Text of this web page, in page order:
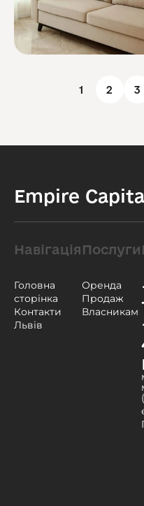
1 2 3
Empire
Навігація
Головна
сторінка
Контакти
Львів
Послуги
Оренда
Продаж
Власникам